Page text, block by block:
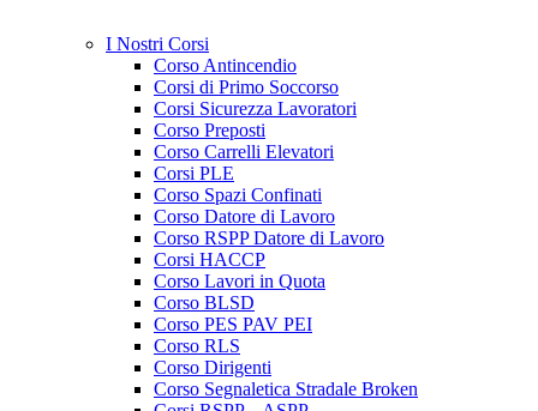
I Nostri Corsi
Corso Antincendio
Corsi di Primo Soccorso
Corsi Sicurezza Lavoratori
Corso Preposti
Corso Carrelli Elevatori
Corsi PLE
Corso Spazi Confinati
Corso Datore di Lavoro
Corso RSPP Datore di Lavoro
Corsi HACCP
Corso Lavori in Quota
Corso BLSD
Corso PES PAV PEI
Corso RLS
Corso Dirigenti
Corso Segnaletica Stradale Broken